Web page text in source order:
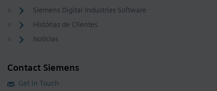
Siemens Digital Industries Software
Histórias de Clientes
Notícias
Contact Siemens
Get in Touch